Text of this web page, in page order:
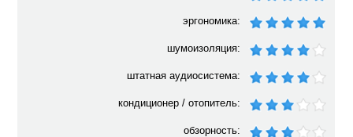
эргономика:
шумоизоляция:
штатная аудиосистема:
кондиционер / отопитель:
обзорность: